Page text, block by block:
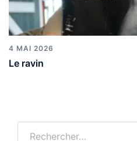
4 MAI 2026
Le ravin